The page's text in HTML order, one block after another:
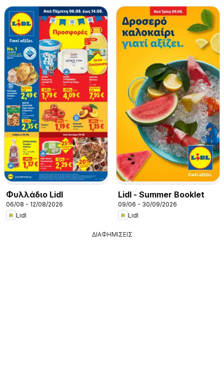
Φυλλάδιο Lidl
06/08 - 12/08/2026
Lidl
Lidl - Summer Booklet
09/06 - 30/09/2026
Lidl
ΔΙΑΦΗΜΙΣΕΙΣ